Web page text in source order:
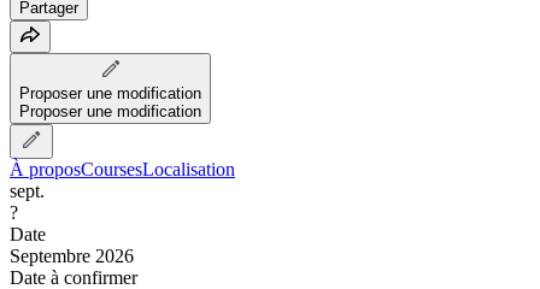
Partager
Proposer une modification
Proposer une modification
À proposCoursesLocalisation
sept.
?
Date
Septembre 2026
Date à confirmer